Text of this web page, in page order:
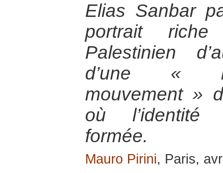
Elias Sanbar
portrait
Palestinien
d’une «
mouvement »
où l’identité
formée.
Mauro Pirini, Paris,